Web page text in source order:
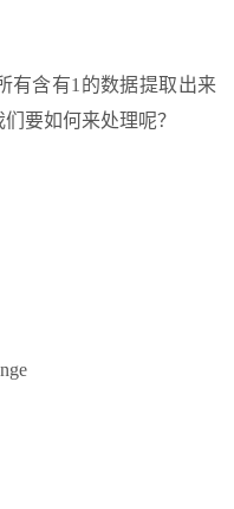
有含有1的数据提取出来
要如何来处理呢？